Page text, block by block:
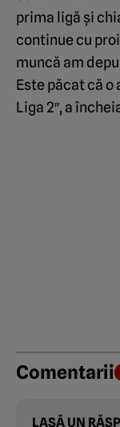
prima ligă și
continue cu
muncă am
Este păcat că
Liga 2″, a
Comentarii
LASĂ UN